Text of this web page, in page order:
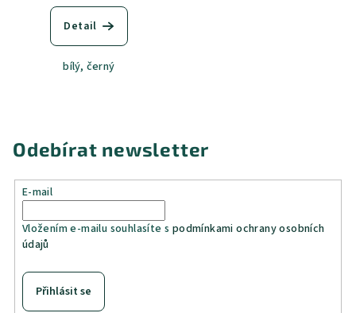
Detail
bílý, černý
Odebírat newsletter
E-mail
Vložením e-mailu souhlasíte s podmínkami ochrany osobních
údajů
Přihlásit se